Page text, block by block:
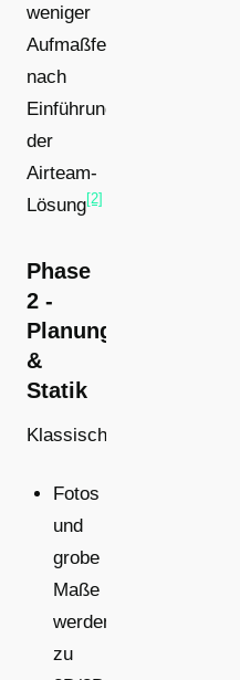
weniger
Aufmaßfehlern
nach
Einführung
der
Airteam-
Lösung[2]
Phase
2 -
Planung
&
Statik
Klassisch:
Fotos
und
grobe
Maße
werden
zu